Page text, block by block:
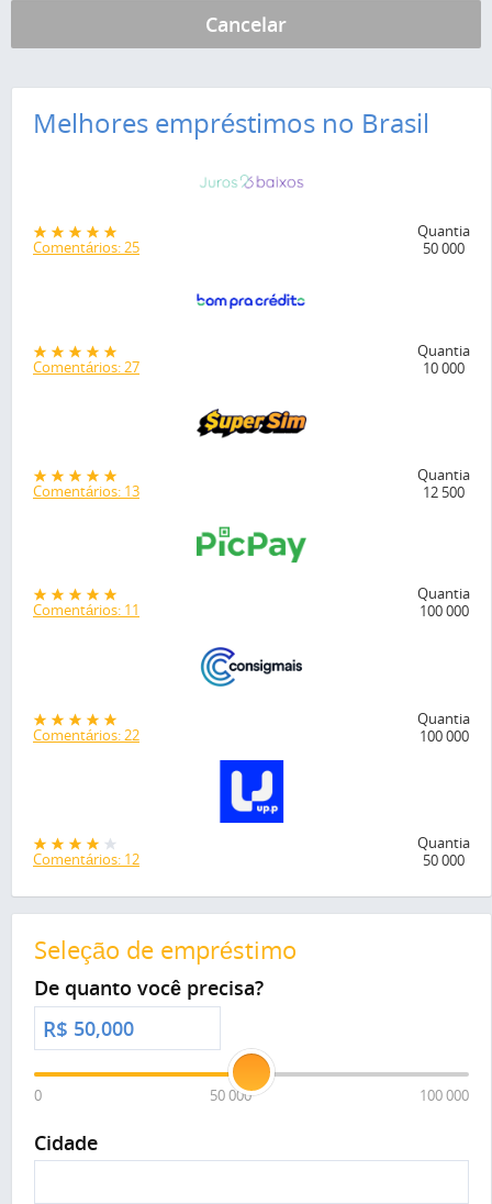
Melhores empréstimos no Brasil
Comentários: 25
Quantia
50 000
Comentários: 27
Quantia
10 000
Comentários: 13
Quantia
12 500
Comentários: 11
Quantia
100 000
Comentários: 22
Quantia
100 000
Comentários: 12
Quantia
50 000
Seleção de empréstimo
De quanto você precisa?
R$
0 50 000 100 000
Cidade